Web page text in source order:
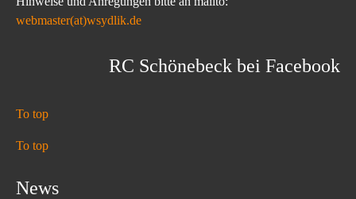
webmaster(at)wsydlik.de
RC Schönebeck bei Facebook
To top
To top
News